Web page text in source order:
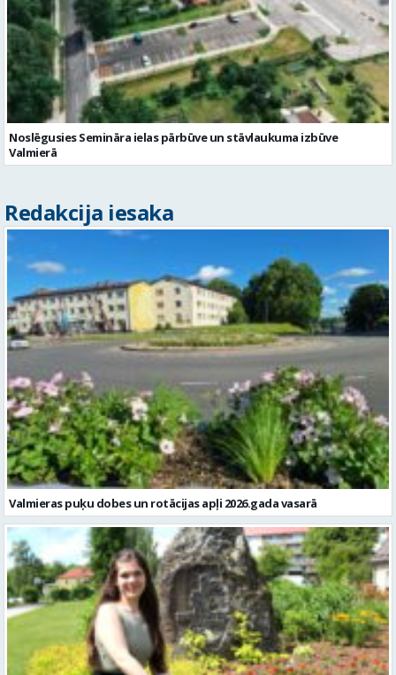
Noslēgusies Semināra ielas pārbūve un stāvlaukuma izbūve
Valmierā
Redakcija iesaka
Valmieras puķu dobes un rotācijas apļi 2026.gada vasarā